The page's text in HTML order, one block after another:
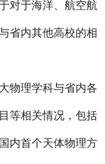
对于海洋、航空航
省内其他高校的相
物理学科与省内各
等相关情况，包括
内首个天体物理方